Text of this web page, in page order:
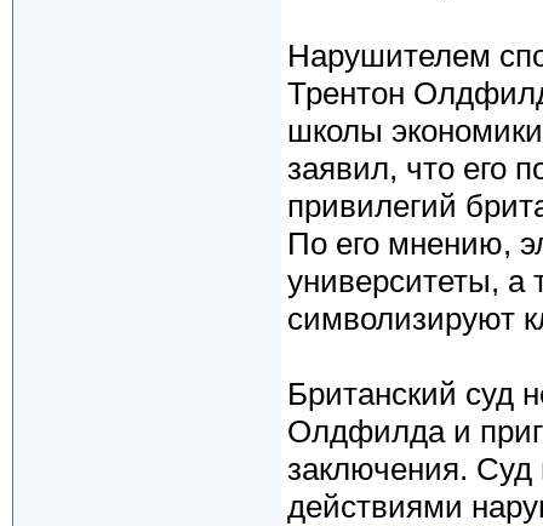
Нарушителем
Трентон
школы
заявил, что его
привилегий
По его мнению,
университеты, а
символизируют
Британский суд
Олдфилда и
заключения.
действиями